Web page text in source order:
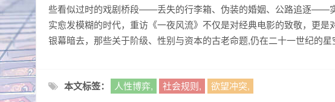
些看似过时的戏剧桥段——丢失的行李箱、伪装的婚姻、公路追逐——
实愈发模糊的时代，重访《一夜风流》不仅是对经典电影的致敬，更
银幕暗去，那些关于阶级、性别与资本的古老命题,仍在二十一世纪的星
本文标签： 人性博弈, 社会规则, 欲望冲突,